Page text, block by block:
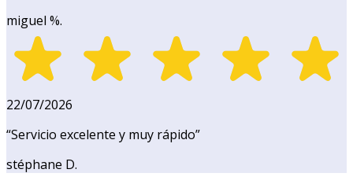
miguel %.
22/07/2026
“Servicio excelente y muy rápido”
stéphane D.